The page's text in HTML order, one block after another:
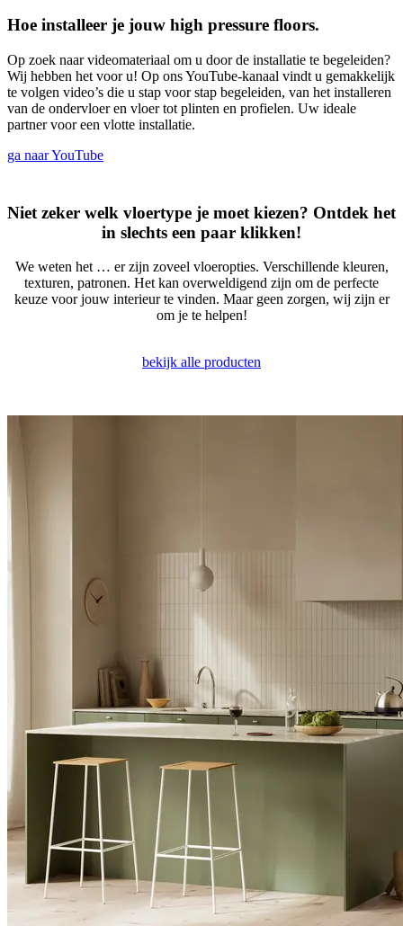
Hoe installeer je jouw high pressure floors.
Op zoek naar videomateriaal om u door de installatie te begeleiden?
Wij hebben het voor u! Op ons YouTube-kanaal vindt u gemakkelijk
te volgen video’s die u stap voor stap begeleiden, van het installeren
van de ondervloer en vloer tot plinten en profielen. Uw ideale
partner voor een vlotte installatie.
ga naar YouTube
Niet zeker welk vloertype je moet kiezen? Ontdek het
in slechts een paar klikken!
We weten het … er zijn zoveel vloeropties. Verschillende kleuren,
texturen, patronen. Het kan overweldigend zijn om de perfecte
keuze voor jouw interieur te vinden. Maar geen zorgen, wij zijn er
om je te helpen!
bekijk alle producten